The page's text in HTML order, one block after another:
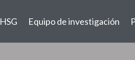
HSG Equipo de investigación